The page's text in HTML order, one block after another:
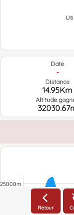
Date
-
Distance
14.95Km
Altitude
25000m
Retour